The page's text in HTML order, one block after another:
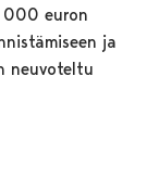
000 euron
ja
neuvoteltu